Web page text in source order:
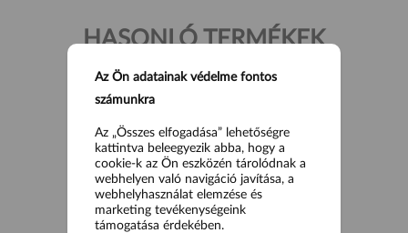
HASONLÓ TERMÉKEK
Az Ön adatainak védelme fontos
számunkra
Az „Összes elfogadása” lehetőségre
kattintva beleegyezik abba, hogy a
cookie-k az Ön eszközén tárolódnak a
webhelyen való navigáció javítása, a
webhelyhasználat elemzése és
marketing tevékenységeink
támogatása érdekében.